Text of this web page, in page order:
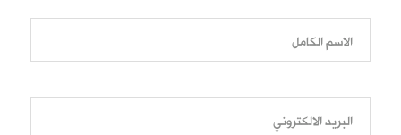
الاسم الكامل
البريد الالكتروني